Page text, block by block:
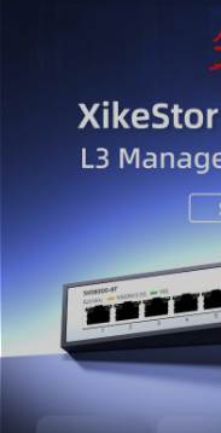
2. 汎用性の高い全ポー
1G/2.5G/5G/10Gオー
NAS、ワークステーシ
バー、高性能PCIe
す。標準のCat6a/Cat7
ギガビット・インフラ
3. 高度なレイヤー3ル
パワフルなL3管理型
タティックルーティン
などの高度なプロトコ
なWeb GUIまたはプ